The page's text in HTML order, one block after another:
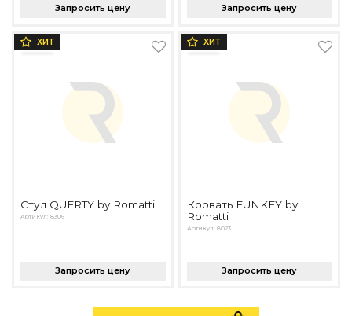
Запросить цену Запросить цену
ХИТ
Стул QUERTY by Romatti
Артикул: 8306
Запросить цену
ХИТ
Кровать FUNKEY by
Romatti
Артикул: 8023
Запросить цену